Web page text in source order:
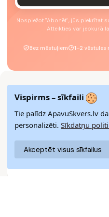
Nospiežot "Abonēt", jūs piekrītat
Atteikties var jebkurā
Bez mēstuļiem 1–2 vēstules
ĀTRA PIEGĀDE
Piegādājam visā Latvijā
14 DIENU ATGRIEŠANA
Vienkārša atgriešana
Vispirms – sīkfaili
Tie palīdz ApavuSkvers.lv
personalizēti. Sīkdatņu
Akceptēt visus sīkfailus